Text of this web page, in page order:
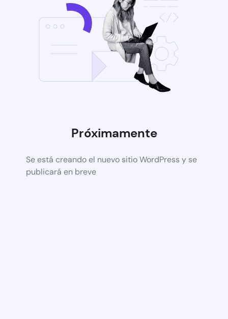
Próximamente
Se está creando el nuevo sitio WordPress y se
publicará en breve